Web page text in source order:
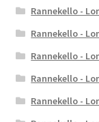
Rannekello -
Rannekello -
Rannekello -
Rannekello -
Rannekello -